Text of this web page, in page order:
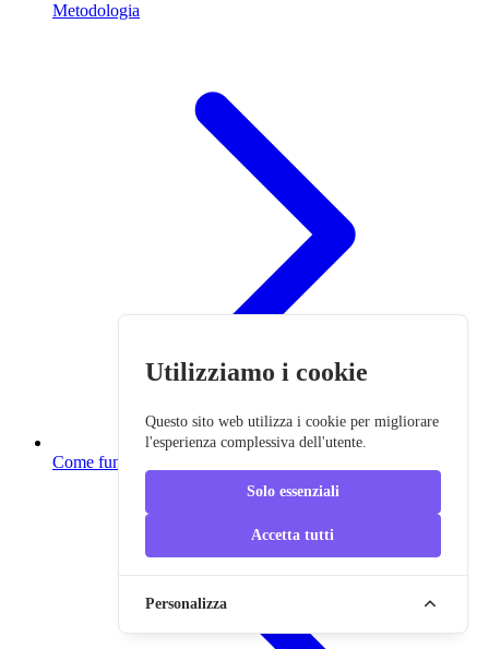
Metodologia
Come funziona il punteggio
Utilizziamo i cookie
Questo sito web utilizza i cookie per migliorare
l'esperienza complessiva dell'utente.
Solo essenziali
Accetta tutti
Personalizza